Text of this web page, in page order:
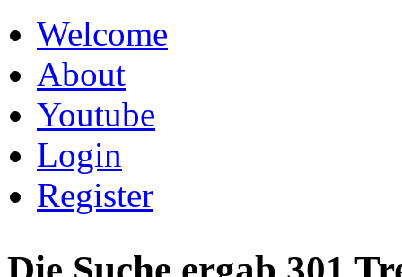
Welcome
About
Youtube
Login
Register